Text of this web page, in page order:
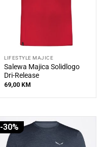
LIFESTYLE MAJICE
Salewa Majica Solidlogo
Dri-Release
69,00 KM
-30%